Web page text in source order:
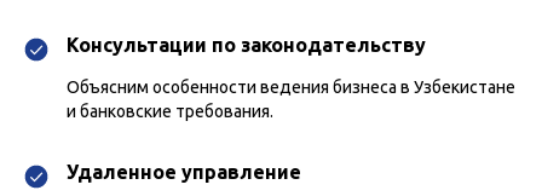
Консультации по законодательству
Объясним особенности ведения бизнеса в Узбекистане
и банковские требования.
Удаленное управление